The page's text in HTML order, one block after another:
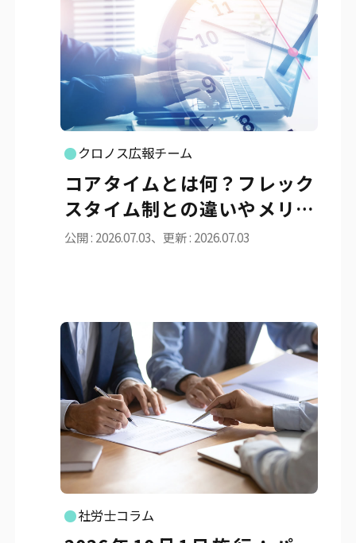
クロノス広報チーム
コアタイムとは何？フレック
スタイム制との違いやメリッ
ト・導入手順を徹底解説
公開 : 2026.07.03、更新 : 2026.07.03
社労士コラム